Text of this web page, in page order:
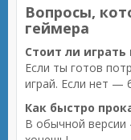
Вопросы,
геймера
Стоит ли играть
Если ты готов
играй. Если нет —
Как быстро
В обычной